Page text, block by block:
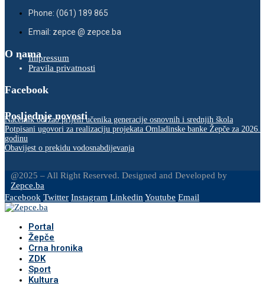
Phone: (061) 189 865
Email: zepce @ zepce.ba
O namaImpressum
Pravila privatnosti
Facebook
Posljednje novosti
Načelnik održao prijem učenika generacije osnovnih i srednjih škola
Potpisani ugovori za realizaciju projekata Omladinske banke Žepče za 2026.
godinu
Obavijest o prekidu vodosnabdijevanja
@2025 – All Right Reserved. Designed and Developed by
Zepce.ba
Facebook Twitter Instagram LinkedinYoutube Email
Portal
Žepče
Crna hronika
ZDK
Sport
Kultura